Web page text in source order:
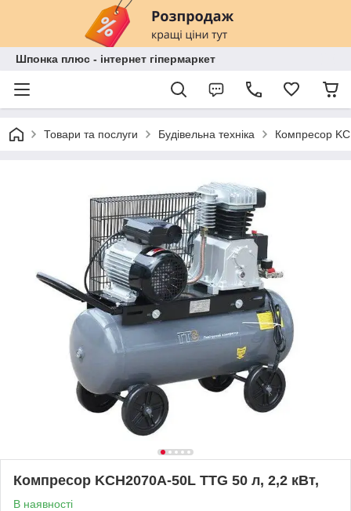
Шпонка плюс - інтернет гіпермаркет
Товари та послуги Будівельна техніка Компресор
Компресор KCH2070A-50L TTG 50 л, 2,2 кВт,
В наявності